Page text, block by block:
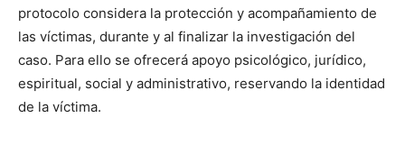
protocolo considera la protección y acompañamiento de
las víctimas, durante y al finalizar la investigación del
caso. Para ello se ofrecerá apoyo psicológico, jurídico,
espiritual, social y administrativo, reservando la identidad
de la víctima.